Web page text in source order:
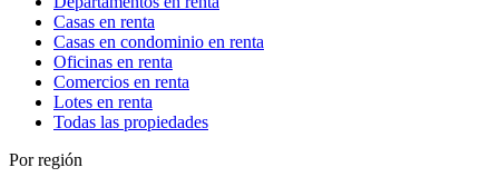
Casas en renta
Casas en condominio en renta
Oficinas en renta
Comercios en renta
Lotes en renta
Todas las propiedades
Por región